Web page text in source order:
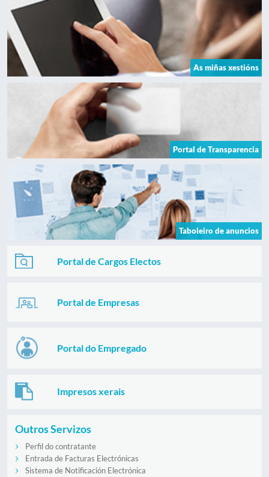
As miñas xestións
Portal de Transparencia
Taboleiro de anuncios
Portal de Cargos Electos
Portal de Empresas
Portal do Empregado
Impresos xerais
Outros Servizos
Perfil do contratante
Entrada de Facturas Electrónicas
Sistema de Notificación Electrónica